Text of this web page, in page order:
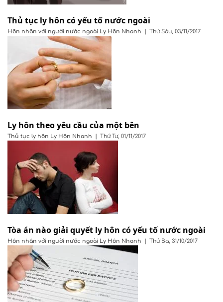
Thủ tục ly hôn có yếu tố nước ngoài
Hôn nhân với người nước ngoài Ly Hôn Nhanh | Thứ Sáu, 03/11/2017
Ly hôn theo yêu cầu của một bên
Thủ tục ly hôn Ly Hôn Nhanh | Thứ Tư, 01/11/2017
Tòa án nào giải quyết ly hôn có yếu tố nước ngoài
Hôn nhân với người nước ngoài Ly Hôn Nhanh | Thứ Ba, 31/10/2017